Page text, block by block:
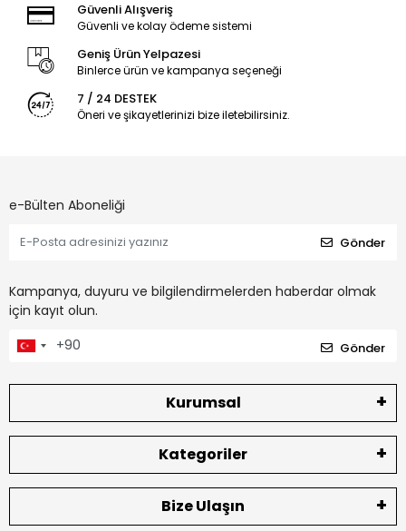
Güvenli Alışveriş
Güvenli ve kolay ödeme sistemi
Geniş Ürün Yelpazesi
Binlerce ürün ve kampanya seçeneği
7 / 24 DESTEK
Öneri ve şikayetlerinizi bize iletebilirsiniz.
e-Bülten Aboneliği
Gönder
Kampanya, duyuru ve bilgilendirmelerden haberdar olmak
için kayıt olun.
Gönder
Kurumsal
Kategoriler
Bize Ulaşın